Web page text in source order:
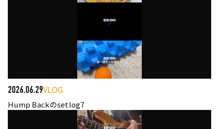
2026.06.29VLOG
Hump Backのsetlog7